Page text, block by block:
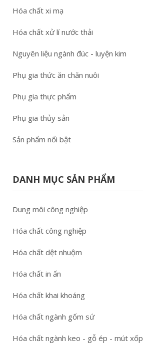
Hóa chất xi mạ
Hóa chất xử lí nước thải
Nguyên liệu ngành đúc - luyện kim
Phụ gia thức ăn chăn nuôi
Phụ gia thực phẩm
Phụ gia thủy sản
Sản phẩm nổi bật
DANH MỤC SẢN PHẨM
Dung môi công nghiệp
Hóa chất công nghiệp
Hóa chất dệt nhuộm
Hóa chất in ấn
Hóa chất khai khoáng
Hóa chất ngành gốm sứ
Hóa chất ngành keo - gỗ ép - mút xốp